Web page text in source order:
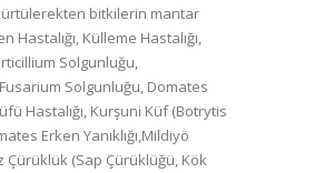
bitkilerin mantar
Hastalığı, Külleme Hastalığı,
Solgunluğu,
Solgunluğu, Domates
Hastalığı, Kurşuni Küf (Botrytis
Erken Yanıklığı,Mildiyö
Çürüklük (Sap Çürüklüğü, Kök